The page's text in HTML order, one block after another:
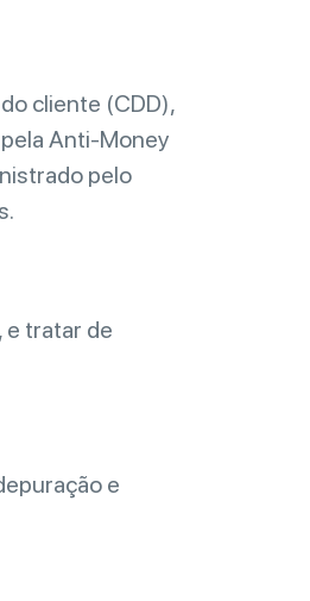
cliente (CDD),
Anti-Money
pelo
tratar de
e